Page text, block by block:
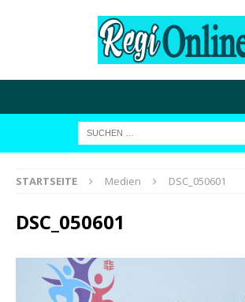
STARTSEITE Medien DSC_050601
DSC_050601